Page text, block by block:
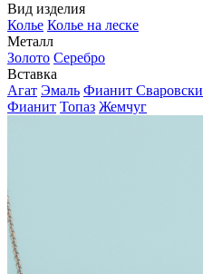
Вид изделия
Колье Колье на леске
Металл
Золото Серебро
Вставка
Агат Эмаль Фианит Сваровски
Фианит Топаз Жемчуг